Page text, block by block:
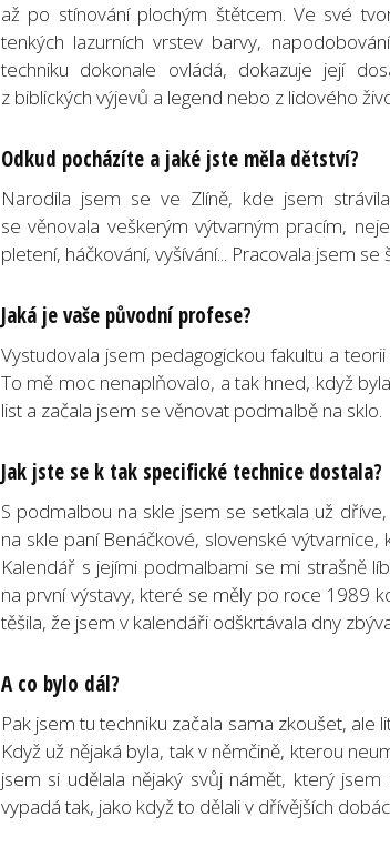
až po stínování plochým štětcem. Ve své
tenkých lazurních vrstev barvy,
techniku dokonale ovládá, dokazuje její
z biblických výjevů a legend nebo z lidového
Odkud pocházíte a jaké jste měla dětství?
Narodila jsem se ve Zlíně, kde jsem
se věnovala veškerým výtvarným pracím,
pletení, háčkování, vyšívání... Pracovala jsem
Jaká je vaše původní profese?
Vystudovala jsem pedagogickou fakultu a
To mě moc nenaplňovalo, a tak hned, když
list a začala jsem se věnovat podmalbě na sklo.
Jak jste se k tak specifické technice dostala?
S podmalbou na skle jsem se setkala už
na skle paní Benáčkové, slovenské
Kalendář s jejími podmalbami se mi strašně
na první výstavy, které se měly po roce 1989
těšila, že jsem v kalendáři odškrtávala dny
A co bylo dál?
Pak jsem tu techniku začala sama zkoušet,
Když už nějaká byla, tak v němčině, kterou
jsem si udělala nějaký svůj námět, který
vypadá tak, jako když to dělali v dřívějších